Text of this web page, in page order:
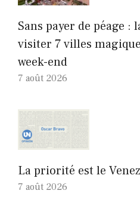
Sans payer de péage
visiter 7 villes
week-end
7 août 2026
La priorité est le
7 août 2026